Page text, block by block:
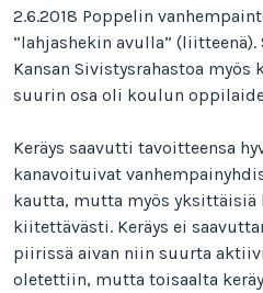
2.6.2018 Poppelin
”lahjashekin avulla”
Kansan Sivistysrahastoa
suurin osa oli koulun
Keräys saavutti tavoitteensa
kanavoituivat
kautta, mutta myös
kiitettävästi. Keräys ei
piirissä aivan niin suurta
oletettiin, mutta toisaalta